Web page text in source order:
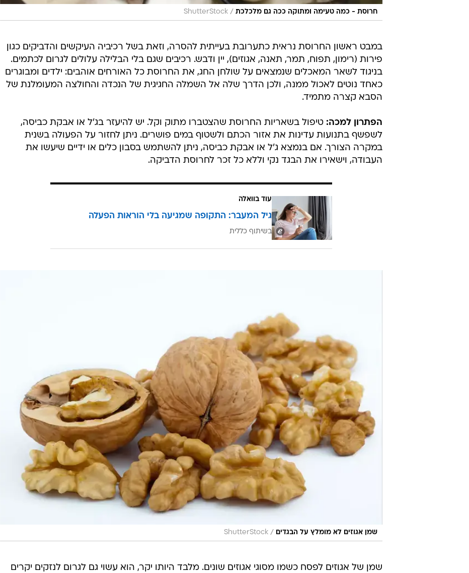
חרוסת - כמה טעימה ומתוקה ככה גם מלכלכת /
ShutterStock
במבט ראשון החרוסת נראית כתערובת בעייתית להסרה, וזאת בשל רכיביה העיקשים והדביקים כגון
פירות (רימון, תפוח, תמר, תאנה, אגוזים), יין ודבש. רכיבים שגם בלי הבלילה עלולים לגרום לכתמים.
בניגוד לשאר המאכלים שנמצאים על שולחן החג, את החרוסת כל האורחים אוהבים: ילדים ומבוגרים
כאחד נוטים לאכול ממנה, ולכן הדרך שלה אל השמלה החגיגית של הנכדה והחולצה המעומלנת של
הסבא קצרה מתמיד.
הפתרון למכה: טיפול בשאריות החרוסת שהצטברו מתוק וקל. יש להיעזר בג'ל או אבקת כביסה,
לשפשף בתנועות עדינות את אזור הכתם ולשטוף במים פושרים. ניתן לחזור על הפעולה בשנית
במקרה הצורך. אם בנמצא ג'ל או אבקת כביסה, ניתן להשתמש בסבון כלים או ידיים שיעשו את
העבודה, וישאירו את הבגד נקי וללא כל זכר לחרוסת הדביקה.
עוד בוואלה
גיל המעבר: התקופה שמגיעה בלי הוראות הפעלה
בשיתוף כללית
שמן אגוזים לא מומלץ על הבגדים /
ShutterStock
שמן של אגוזים לפסח כשמו מסוגי אגוזים שונים. מלבד היותו יקר, הוא עשוי גם לגרום לנזקים יקרים